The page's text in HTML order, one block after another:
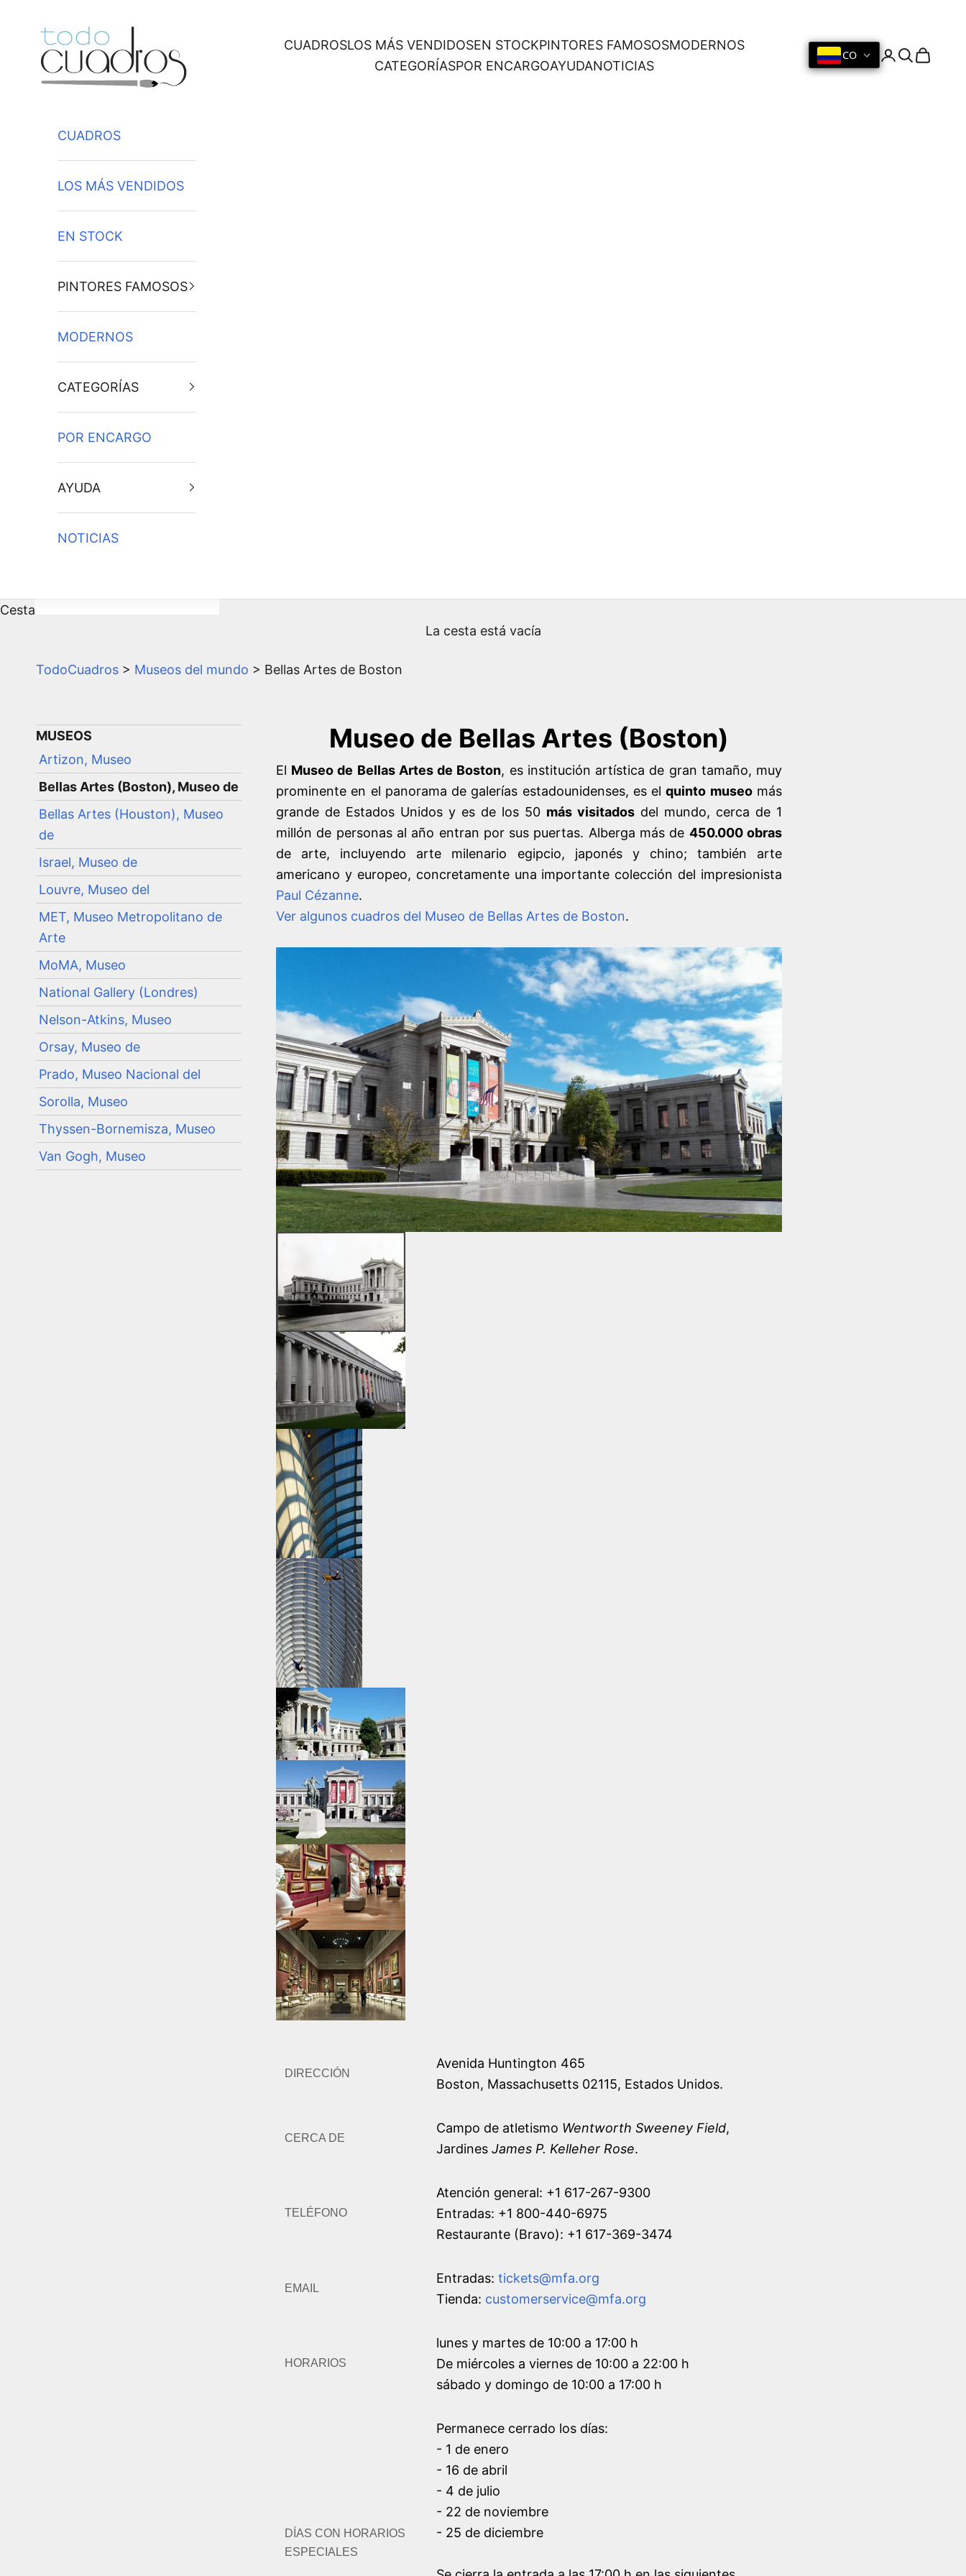
CUADROSLOS MÁS VENDIDOSEN STOCKPINTORES FAMOSOSMODERNOS
CATEGORÍASPOR ENCARGOAYUDANOTICIAS
CO Iniciar sesión
Buscar
Cesta
CUADROS
LOS MÁS VENDIDOS
EN STOCK
PINTORES FAMOSOS
MODERNOS
CATEGORÍAS
POR ENCARGO
AYUDA
NOTICIAS
Cesta
La cesta está vacía
TodoCuadros > Museos del mundo > Bellas Artes de Boston
MUSEOS
Artizon, Museo
Bellas Artes (Boston), Museo de
Bellas Artes (Houston), Museo
de
Israel, Museo de
Louvre, Museo del
MET, Museo Metropolitano de
Arte
MoMA, Museo
National Gallery (Londres)
Nelson-Atkins, Museo
Orsay, Museo de
Prado, Museo Nacional del
Sorolla, Museo
Thyssen-Bornemisza, Museo
Van Gogh, Museo
Museo de Bellas Artes (Boston)
El Museo de Bellas Artes de Boston, es institución artística de gran tamaño, muy
prominente en el panorama de galerías estadounidenses, es elquinto museomás
grande de Estados Unidos y es de los 50 más visitados del mundo, cerca de 1
millón de personas al año entran por sus puertas. Alberga más de 450.000 obras
de arte, incluyendo arte milenario egipcio, japonés y chino; también arte
americano y europeo, concretamente una importante colección del impresionista
Paul Cézanne.
Ver algunos cuadros del Museo de Bellas Artes de Boston.
DIRECCIÓN
Avenida Huntington 465
Boston, Massachusetts 02115, Estados Unidos.
CERCA DE
Campo de atletismo Wentworth Sweeney Field,
Jardines James P. Kelleher Rose.
TELÉFONO
Atención general: +1 617-267-9300
Entradas: +1 800-440-6975
Restaurante (Bravo): +1 617-369-3474
EMAIL
Entradas: tickets@mfa.org
Tienda: customerservice@mfa.org
HORARIOS
lunes y martes de 10:00 a 17:00 h
De miércoles a viernes de 10:00 a 22:00 h
sábado y domingo de 10:00 a 17:00 h
DÍAS CON HORARIOS
ESPECIALES
Permanece cerrado los días:
- 1 de enero
- 16 de abril
- 4 de julio
- 22 de noviembre
- 25 de diciembre